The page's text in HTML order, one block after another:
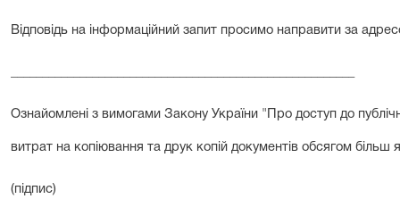
Вiдповідь на iнформацiйний запит просимо направити за
Ознайомлені з вимогами Закону України "Про доступ до
витрат на копіювання та друк копій документів обсягом більш
(підпис)